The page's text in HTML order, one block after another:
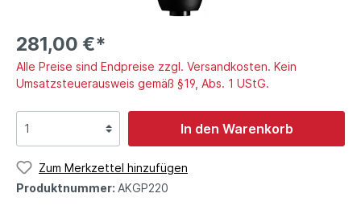
281,00 €*
Alle Preise sind Endpreise zzgl. Versandkosten. Kein
Umsatzsteuerausweis gemäß §19, Abs. 1 UStG.
In den Warenkorb
Zum Merkzettel hinzufügen
Produktnummer: AKGP220